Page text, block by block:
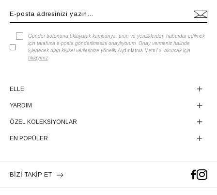
Gönder butonuna tıklayarak kampanya, ürün ve yeniliklerden haberdar edilmek
için tarafıma e-posta gönderilmesini onaylıyorum. Onay vermeniz halinde
işlenecek olan kişisel verilerinize yönelik Aydınlatma Metni'ni okumak için
tıklayınız
ELLE
YARDIM
ÖZEL KOLEKSİYONLAR
EN POPÜLER
BİZİ TAKİP ET